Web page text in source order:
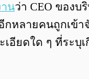
านว่า CEO ของบ
หลายคนถูกเข้า
อียดใด ๆ ที่ระบุเ